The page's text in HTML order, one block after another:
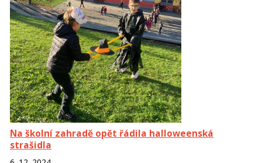
Na školní zahradě opět řádila halloweenská
strašidla